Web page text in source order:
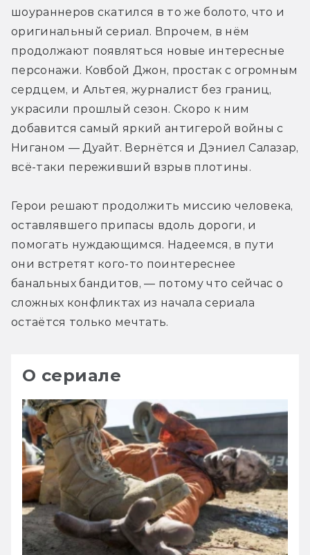
шоураннеров скатился в то же болото, что и
оригинальный сериал. Впрочем, в нём
продолжают появляться новые интересные
персонажи. Ковбой Джон, простак с огромным
сердцем, и Альтея, журналист без границ,
украсили прошлый сезон. Скоро к ним
добавится самый яркий антигерой войны с
Ниганом — Дуайт. Вернётся и Дэниел Салазар,
всё-таки переживший взрыв плотины.
Герои решают продолжить миссию человека,
оставлявшего припасы вдоль дороги, и
помогать нуждающимся. Надеемся, в пути
они встретят кого-то поинтереснее
банальных бандитов, — потому что сейчас о
сложных конфликтах из начала сериала
остаётся только мечтать.
О сериале